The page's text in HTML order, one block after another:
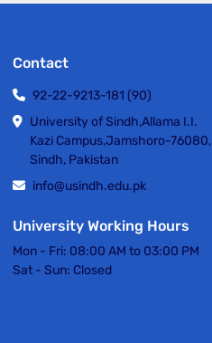
Contact
92-22-9213-181 (90)
University of Sindh,Allama I.I.
Kazi Campus,Jamshoro-76080,
Sindh, Pakistan
info@usindh.edu.pk
University Working Hours
Mon - Fri: 08:00 AM to 03:00 PM
Sat - Sun: Closed